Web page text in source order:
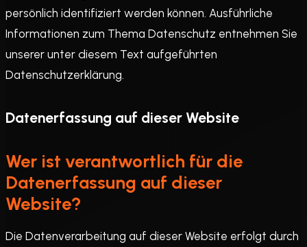
persönlich identifiziert werden können. Ausführliche
Informationen zum Thema Datenschutz entnehmen Sie
unserer unter diesem Text aufgeführten
Datenschutzerklärung.
Datenerfassung auf dieser Website
Wer ist verantwortlich für die
Datenerfassung auf dieser
Website?
Die Datenverarbeitung auf dieser Website erfolgt durch